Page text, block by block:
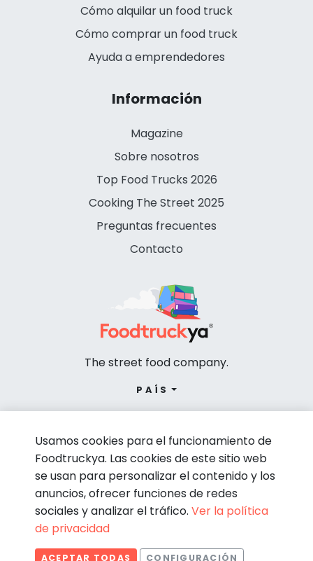
Cómo alquilar un food truck
Cómo comprar un food truck
Ayuda a emprendedores
Información
Magazine
Sobre nosotros
Top Food Trucks 2026
Cooking The Street 2025
Preguntas frecuentes
Contacto
The street food company.
PAÍS
© Foodtruckya 2026
Usamos cookies para el funcionamiento de
Foodtruckya. Las cookies de este sitio web
se usan para personalizar el contenido y los
anuncios, ofrecer funciones de redes
sociales y analizar el tráfico. Ver la política
de privacidad
ACEPTAR TODAS CONFIGURACIÓN